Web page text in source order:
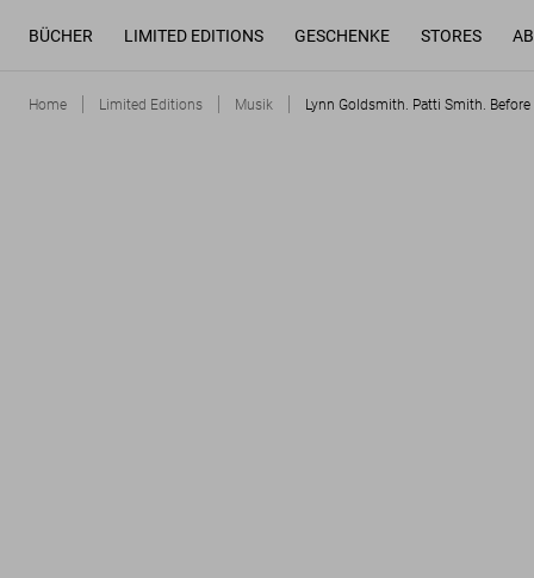
BÜCHER LIMITED EDITIONS GESCHENKE STORES
Home Limited Editions Musik Lynn Goldsmith. Patti Smith.